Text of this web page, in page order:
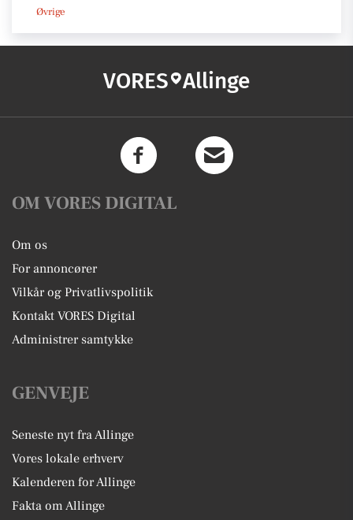
Øvrige
VORES Allinge
OM VORES DIGITAL
Om os
For annoncører
Vilkår og Privatlivspolitik
Kontakt VORES Digital
Administrer samtykke
GENVEJE
Seneste nyt fra Allinge
Vores lokale erhverv
Kalenderen for Allinge
Fakta om Allinge